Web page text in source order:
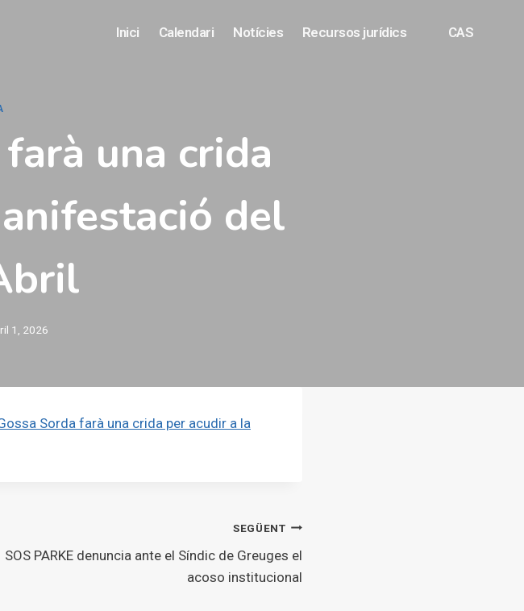
Inici Calendari Notícies Recursos jurídics CAS
una crida
del
1, 2026
Sorda farà una crida per acudir a la
SEGÜENT
SOS PARKE denuncia ante el Síndic de Greuges el
acoso institucional